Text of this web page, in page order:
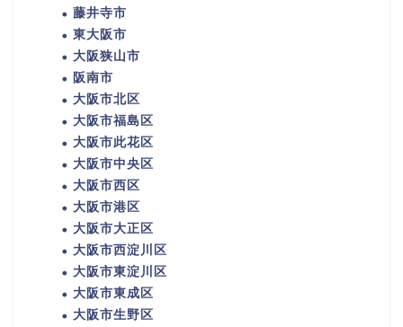
藤井寺市
東大阪市
大阪狭山市
阪南市
大阪市北区
大阪市福島区
大阪市此花区
大阪市中央区
大阪市西区
大阪市港区
大阪市大正区
大阪市西淀川区
大阪市東淀川区
大阪市東成区
大阪市生野区